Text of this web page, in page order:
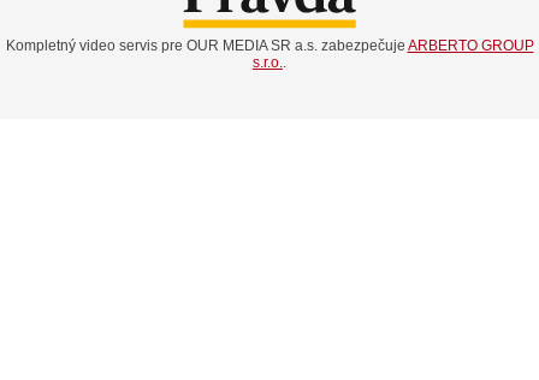
Kompletný video servis pre OUR MEDIA SR a.s. zabezpečuje ARBERTO GROUP
s.r.o..